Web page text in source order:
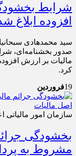
شرایط
افزوده ابلاغ
سید محمدهادی
صدور بخشنامه‌ای،
کرد.
19فروردین
سازمان امور مالیاتی
بخشودگی
مشروط به